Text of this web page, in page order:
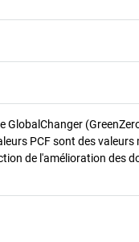
GlobalChanger
PCF sont des
de l'amélioration des